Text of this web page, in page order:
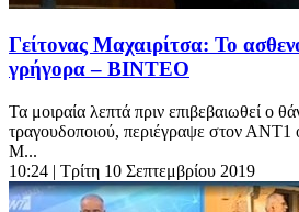
Γείτονας Μαχαιρίτσα: Το
γρήγορα – ΒΙΝΤΕΟ
Τα μοιραία λεπτά πριν επιβεβαιωθεί ο
τραγουδοποιού, περιέγραψε στον ΑΝΤ1
Μ...
10:24 | Τρίτη 10 Σεπτεμβρίου 2019